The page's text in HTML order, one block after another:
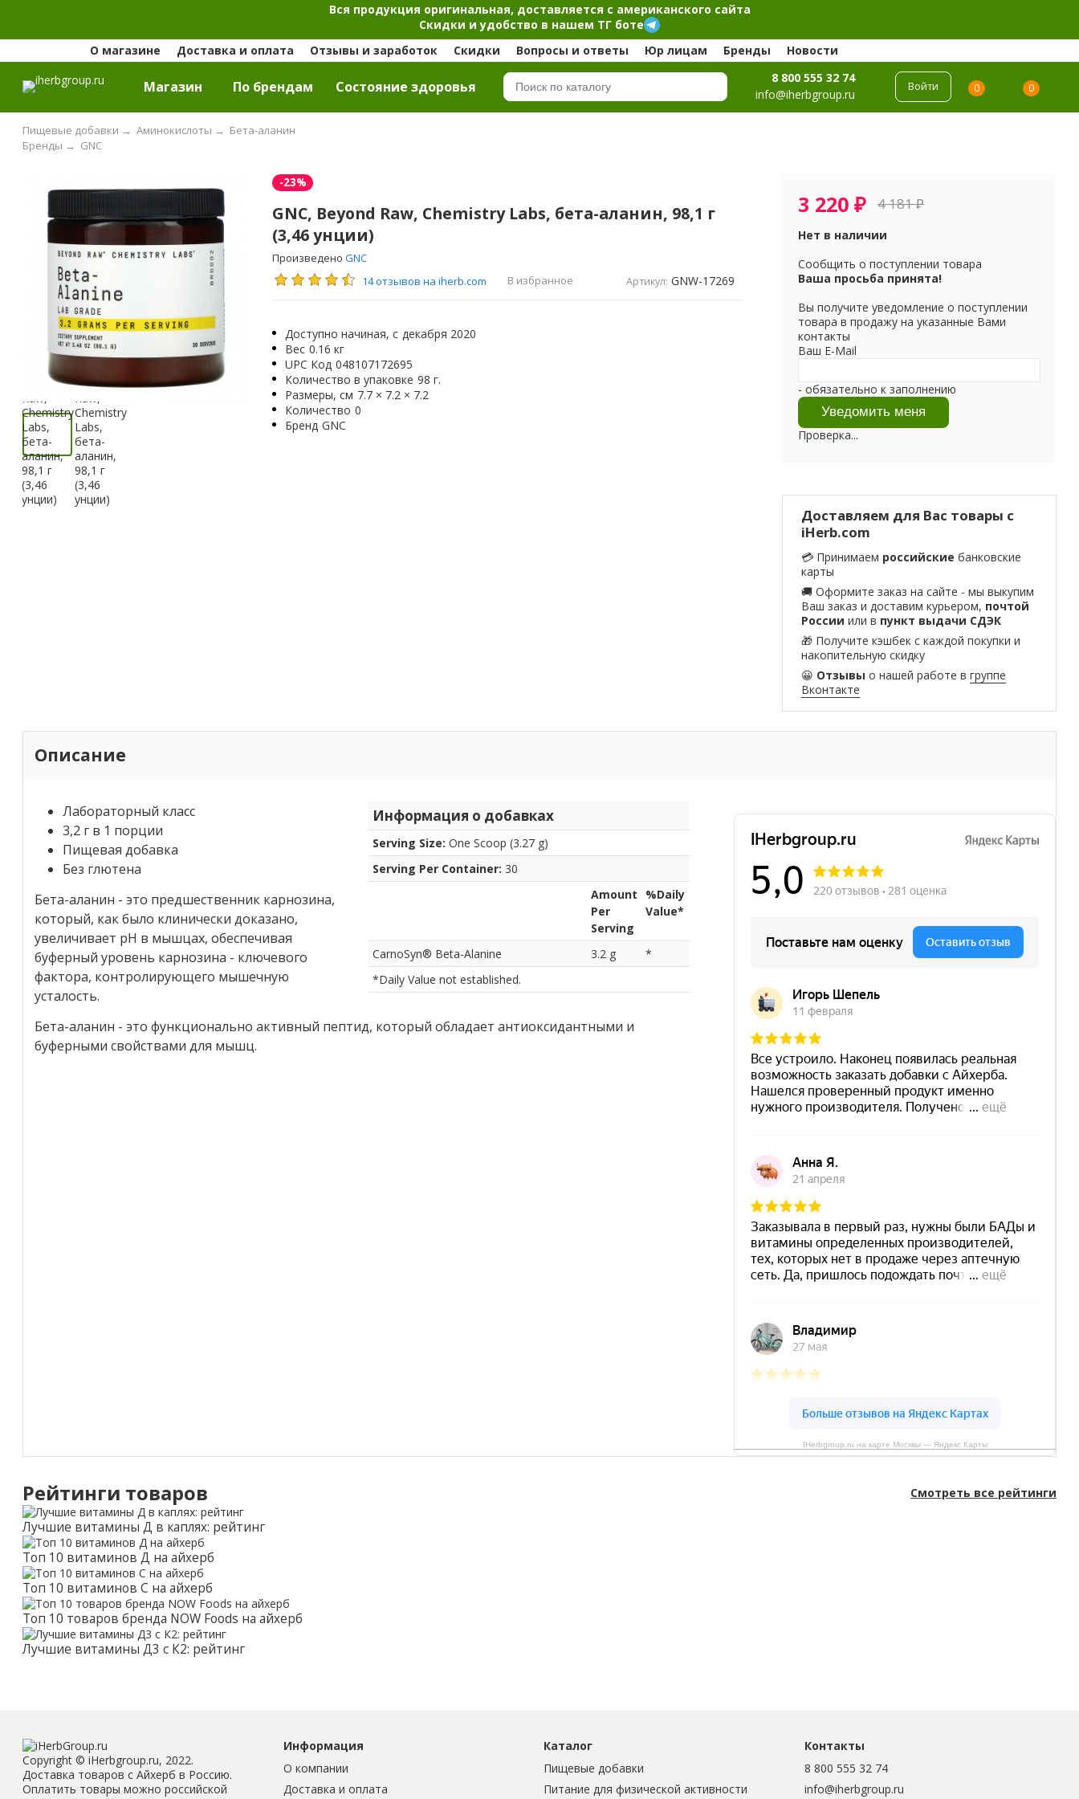
Вся продукция оригинальная, доставляется с американского сайта
Скидки и удобство в нашем ТГ боте
О магазине
Доставка и оплата Отзывы и заработок Скидки Вопросы и ответы Юр лицам Бренды Новости
Магазин По брендам Cостояние здоровья
8 800 555 32 74
info@iherbgroup.ru
Войти 0 0
Пищевые добавки → Аминокислоты → Бета-аланин
GNC
Бренды →
-23%
GNC, Beyond Raw, Chemistry Labs, бета-аланин, 98,1 г
(3,46 унции)
ПроизведеноGNC
14 отзывов на iherb.com
В избранное Артикул: GNW-17269
Доступно начиная, с декабря 2020
Вес 0.16 кг
UPC Код 048107172695
Количество в упаковке 98 г.
Размеры, см 7.7 × 7.2 × 7.2
Количество 0
Бренд GNC
3 220 ₽ 4 181₽
Нет в наличии
Сообщить о поступлении товара
Ваша просьба принята!
Вы получите уведомление о поступлении
товара в продажу на указанные Вами
контакты
Ваш E-Mail
- обязательно к заполнению
Проверка...
Доставляем для Вас товары с
iHerb.com
💳 Принимаем российские банковские
карты
🚚 Оформите заказ на сайте - мы выкупим
Ваш заказ и доставим курьером, почтой
России или в пункт выдачи СДЭК
🎁 Получите кэшбек с каждой покупки и
накопительную скидку
😀 Отзывы о нашей работе в группе
Вконтакте
Описание
Информация о добавках
Serving Size: One Scoop (3.27 g)
Serving Per Container: 30
Amount
Per
Serving
%Daily
Value*
CarnoSyn® Beta-Alanine 3.2 g
*
*Daily Value not established.
Лабораторный класс
3,2 г в 1 порции
Пищевая добавка
Без глютена
Бета-аланин - это предшественник карнозина,
который, как было клинически доказано,
увеличивает pH в мышцах, обеспечивая
буферный уровень карнозина - ключевого
фактора, контролирующего мышечную
усталость.
Бета-аланин - это функционально активный пептид, который обладает антиоксидантными и
буферными свойствами для мышц.
IHerbgroup.ru на карте Москвы — Яндекс Карты
Рейтинги товаров Смотреть все рейтинги
Лучшие витамины Д в каплях: рейтинг
Топ 10 витаминов Д на айхерб
Топ 10 витаминов С на айхерб
Топ 10 товаров бренда NOW Foods на айхерб
Лучшие витамины Д3 с К2: рейтинг
Copyright © iHerbgroup.ru, 2022.
Доставка товаров с Айхерб в Россию.
Оплатить товары можно российской
Информация
О компании
Доставка и оплата
Каталог
Пищевые добавки
Питание для физической активности
Контакты
8 800 555 32 74
info@iherbgroup.ru